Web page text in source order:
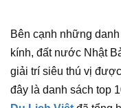
Bên cạnh những
kính, đất nước Nhật
giải trí siêu thú vị
đây là danh sách top